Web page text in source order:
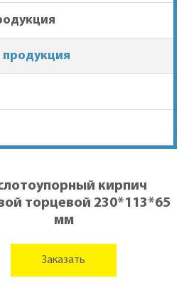
продукция
кирпич
торцевой 230*113*65
мм
Заказать